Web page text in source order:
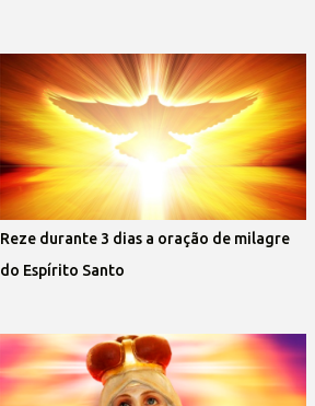
Reze durante 3 dias a oração de milagre
do Espírito Santo